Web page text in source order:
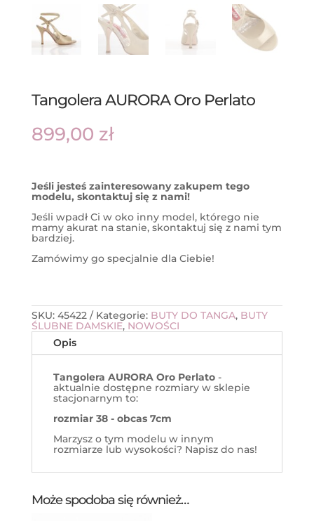
Tangolera AURORA Oro Perlato
899,00 zł
Jeśli jesteś zainteresowany zakupem tego
modelu, skontaktuj się z nami!
Jeśli wpadł Ci w oko inny model, którego nie
mamy akurat na stanie, skontaktuj się z nami tym
bardziej.
Zamówimy go specjalnie dla Ciebie!
SKU: 45422 Kategorie: BUTY DO TANGA, BUTY
ŚLUBNE DAMSKIE, NOWOŚCI
Opis
Tangolera AURORA Oro Perlato-
aktualnie dostępne rozmiary w sklepie
stacjonarnym to:
rozmiar 38 - obcas 7cm
Marzysz o tym modelu w innym
rozmiarze lub wysokości? Napisz do nas!
Może spodoba się również…